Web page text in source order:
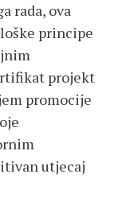
rada, ova
principe
projekt
promocije
utjecaj